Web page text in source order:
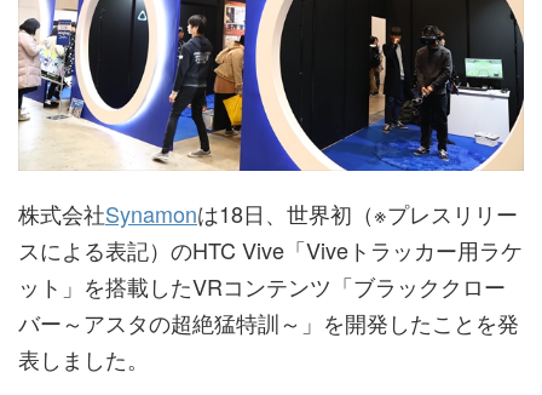
株式会社Synamonは18日、世界初（※プレスリリー
スによる表記）のHTC Vive「Viveトラッカー用ラケ
ット」を搭載したVRコンテンツ「ブラッククロー
バー～アスタの超絶猛特訓～」を開発したことを発
表しました。